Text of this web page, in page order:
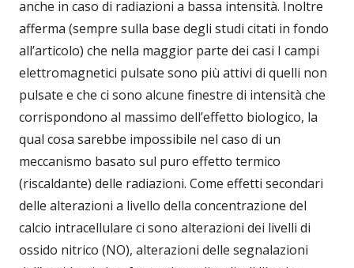
anche in caso di radiazioni a bassa intensità. Inoltre
afferma (sempre sulla base degli studi citati in fondo
all’articolo) che nella maggior parte dei casi I campi
elettromagnetici pulsate sono più attivi di quelli non
pulsate e che ci sono alcune finestre di intensità che
corrispondono al massimo dell’effetto biologico, la
qual cosa sarebbe impossibile nel caso di un
meccanismo basato sul puro effetto termico
(riscaldante) delle radiazioni. Come effetti secondari
delle alterazioni a livello della concentrazione del
calcio intracellulare ci sono alterazioni dei livelli di
ossido nitrico (NO), alterazioni delle segnalazioni